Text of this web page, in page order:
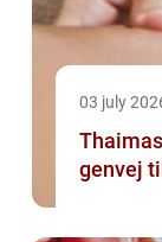
03 july
genvej